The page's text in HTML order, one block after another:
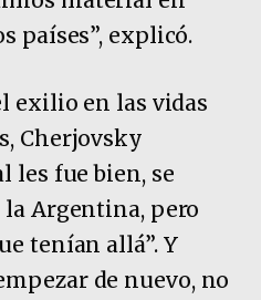
países”, explicó.
exilio en las vidas
Cherjovsky
les fue bien, se
Argentina, pero
tenían allá”. Y
de nuevo, no